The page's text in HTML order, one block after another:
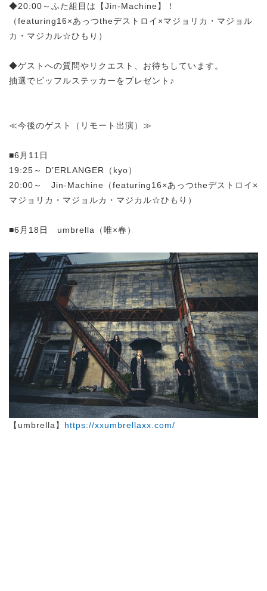
◆20:00～ふた組目は【Jin-Machine】！
（featuring16×あっつtheデストロイ×マジョリカ・マジョル
カ・マジカル☆ひもり）
◆ゲストへの質問やリクエスト、お待ちしています。
抽選でビッフルステッカーをプレゼント♪
≪今後のゲスト（リモート出演）≫
■6月11日
19:25～ D’ERLANGER（kyo）
20:00～ Jin-Machine（featuring16×あっつtheデストロイ×
マジョリカ・マジョルカ・マジカル☆ひもり）
■6月18日 umbrella（唯×春）
【umbrella】 https://xxumbrellaxx.com/